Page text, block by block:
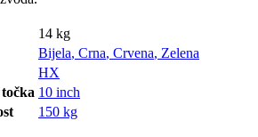
14 kg
Bijela, Crna, Crvena, Zelena
HX
10 inch
150 kg